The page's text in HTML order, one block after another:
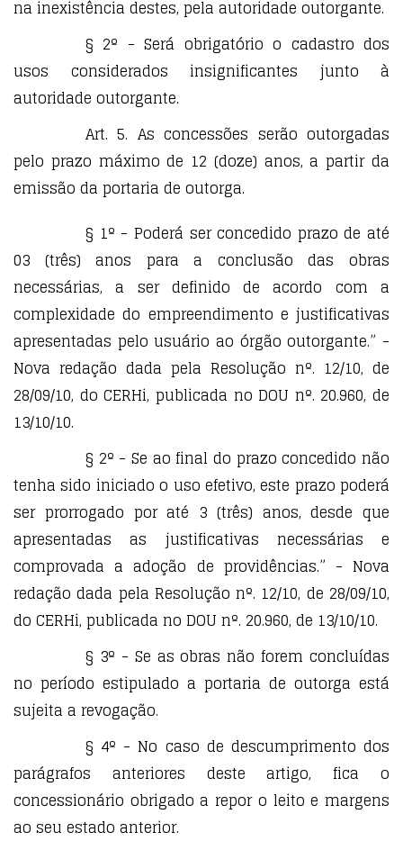
na inexistência destes, pela autoridade outorgante.
§ 2º - Será obrigatório o cadastro dos
usos considerados insignificantes junto à
autoridade outorgante.
Art. 5. As concessões serão outorgadas
pelo prazo máximo de 12 (doze) anos, a partir da
emissão da portaria de outorga.
§ 1º - Poderá ser concedido prazo de até
03 (três) anos para a conclusão das obras
necessárias, a ser definido de acordo com a
complexidade do empreendimento e justificativas
apresentadas pelo usuário ao órgão outorgante.” -
Nova redação dada pela Resolução nº. 12/10, de
28/09/10, do CERHi, publicada no DOU nº. 20.960, de
13/10/10.
§ 2º - Se ao final do prazo concedido não
tenha sido iniciado o uso efetivo, este prazo poderá
ser prorrogado por até 3 (três) anos, desde que
apresentadas as justificativas necessárias e
comprovada a adoção de providências.” - Nova
redação dada pela Resolução nº. 12/10, de 28/09/10,
do CERHi, publicada no DOU nº. 20.960, de 13/10/10.
§ 3º - Se as obras não forem concluídas
no período estipulado a portaria de outorga está
sujeita a revogação.
§ 4º - No caso de descumprimento dos
parágrafos anteriores deste artigo, fica o
concessionário obrigado a repor o leito e margens
ao seu estado anterior.